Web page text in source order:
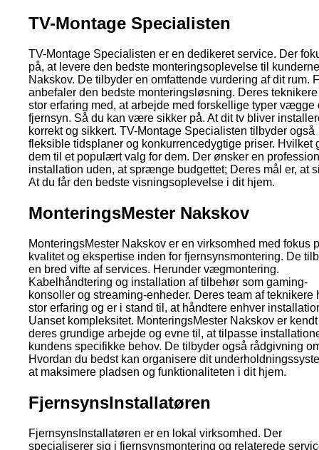
TV-Montage Specialisten
TV-Montage Specialisten er en dedikeret service. Der
på, at levere den bedste monteringsoplevelse til
Nakskov. De tilbyder en omfattende vurdering af dit rum.
anbefaler den bedste monteringsløsning. Deres
stor erfaring med, at arbejde med forskellige typer vægge
fjernsyn. Så du kan være sikker på. At dit tv bliver
korrekt og sikkert. TV-Montage Specialisten tilbyder også
fleksible tidsplaner og konkurrencedygtige priser. Hvilket
dem til et populært valg for dem. Der ønsker en
installation uden, at sprænge budgettet; Deres mål er, at
At du får den bedste visningsoplevelse i dit hjem.
MonteringsMester Nakskov
MonteringsMester Nakskov er en virksomhed med fokus
kvalitet og ekspertise inden for fjernsynsmontering. De
en bred vifte af services. Herunder vægmontering.
Kabelhåndtering og installation af tilbehør som gaming-
konsoller og streaming-enheder. Deres team af teknikere
stor erfaring og er i stand til, at håndtere enhver
Uanset kompleksitet. MonteringsMester Nakskov er
deres grundige arbejde og evne til, at tilpasse
kundens specifikke behov. De tilbyder også rådgivning
Hvordan du bedst kan organisere dit
at maksimere pladsen og funktionaliteten i dit hjem.
FjernsynsInstallatøren
FjernsynsInstallatøren er en lokal virksomhed. Der
specialiserer sig i fjernsynsmontering og relaterede